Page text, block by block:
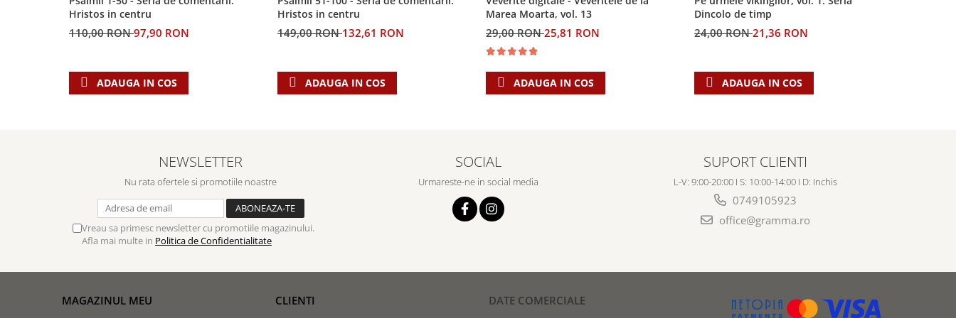
Hristos in centru
110,00 RON97,90 RON
ADAUGA IN COS
Hristos in centru
149,00 RON132,61 RON
ADAUGA IN COS
Marea Moarta, vol. 13
29,00 RON25,81 RON
ADAUGA IN COS
Dincolo de timp
24,00 RON21,36 RON
ADAUGA IN COS
NEWSLETTER
Nu rata ofertele si promotiile noastre
Vreau sa primesc newsletter cu promotiile magazinului.
Afla mai multe in Politica de Confidentialitate
SOCIAL
Urmareste-ne in social media
SUPORT CLIENTI
L-V: 9:00-20:00 I S: 10:00-14:00 I D: Inchis
0749105923
office@gramma.ro
MAGAZINUL MEU CLIENTI DATE COMERCIALE